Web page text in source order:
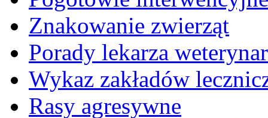
Znakowanie zwierząt
Porady lekarza
Wykaz zakładów
Rasy agresywne